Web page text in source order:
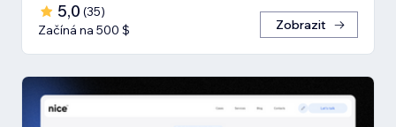
5,0 (35)
Začíná na 500 $
Zobrazit